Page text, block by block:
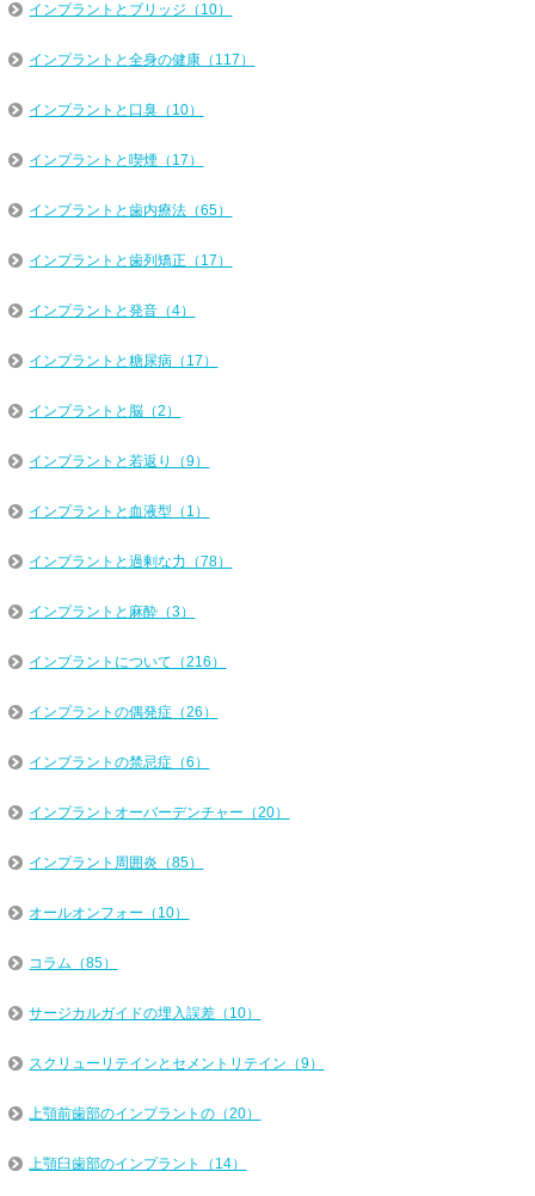
インプラントとブリッジ（10）
インプラントと全身の健康（117）
インプラントと口臭（10）
インプラントと喫煙（17）
インプラントと歯内療法（65）
インプラントと歯列矯正（17）
インプラントと発音（4）
インプラントと糖尿病（17）
インプラントと脳（2）
インプラントと若返り（9）
インプラントと血液型（1）
インプラントと過剰な力（78）
インプラントと麻酔（3）
インプラントについて（216）
インプラントの偶発症（26）
インプラントの禁忌症（6）
インプラントオーバーデンチャー（20）
インプラント周囲炎（85）
オールオンフォー（10）
コラム（85）
サージカルガイドの埋入誤差（10）
スクリューリテインとセメントリテイン（9）
上顎前歯部のインプラントの（20）
上顎臼歯部のインプラント（14）